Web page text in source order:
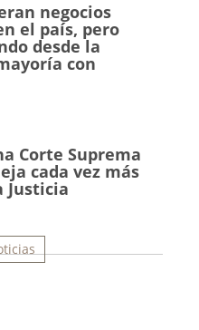
negocios
el país, pero
desde la
con
Corte Suprema
cada vez más
Justicia